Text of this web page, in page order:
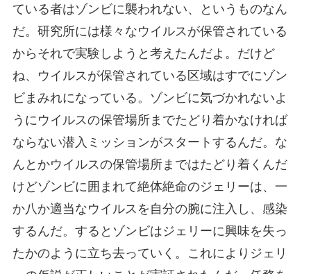
ている者はゾンビに襲われない、というものなん
だ。研究所には様々なウイルスが保管されている
からそれで実験しようと考えたんだよ。だけど
ね、ウイルスが保管されている区域はすでにゾン
ビまみれになっている。ゾンビに気づかれないよ
うにウイルスの保管場所までたどり着かなければ
ならない潜入ミッションがスタートするんだ。な
んとかウイルスの保管場所まではたどり着くんだ
けどゾンビに囲まれて絶体絶命のジェリーは、一
か八か適当なウイルスを自分の腕に注入し、感染
するんだ。するとゾンビはジェリーに興味を失っ
たかのように立ち去っていく。これによりジェリ